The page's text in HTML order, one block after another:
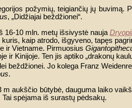
požymių, teigiančių jų buvimą.
, „Didžiajai beždžionei“.
16-10 mln. metų išsivystė nauja
kuris, kaip atrodo, išgyveno, tapęs
ir Vietname. Pirmuosius
ir Kinijoje. Ten jis aptiko „drakonų
beždžionei. Jo kolega Franz
.
m aukščio būtybė, dauguma laiko
spėjama iš surastų pėdsakų.